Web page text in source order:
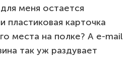
меня остается
пластиковая карточка
места на полке? А e-mail
так уж раздувает